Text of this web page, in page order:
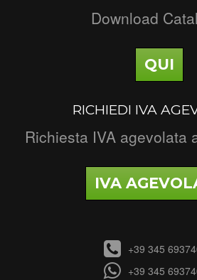
Download
QUI
RICHIEDI IVA
Richiesta IVA agevolata
IVA
+39 345
+39 345